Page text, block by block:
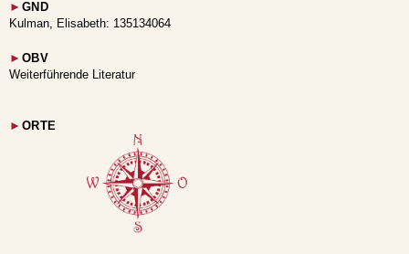
► GND
Kulman, Elisabeth: 135134064
► OBV
Weiterführende Literatur
► ORTE